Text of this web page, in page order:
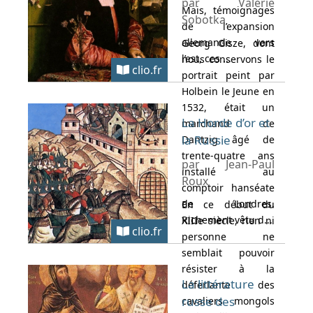
Mais, témoignages
de l’expansion
allemande vers
l’est, ces ...
clio.fr
Sobotka
Georg Gisze, dont
nous conservons le
portrait peint par
Holbein le Jeune en
1532, était un
marchand de
Dantzig âgé de
trente-quatre ans
installé au
comptoir hanséate
de Londres.
Richement vêtu d...
clio.fr
La Horde d’or et
la Russie
par Jean-Paul
Roux
En ce début du
XIIIe siècle, rien ni
personne ne
semblait pouvoir
résister à la
déferlante des
cavaliers mongols
La littérature
russe des